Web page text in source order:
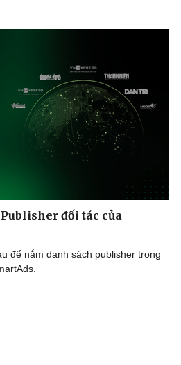
đối tác của
để nắm danh sách publisher trong